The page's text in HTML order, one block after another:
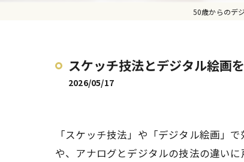
50歳からのデ
スケッチ技法とデジタル絵画
2026/05/17
「スケッチ技法」や「デジタル絵画」
や、アナログとデジタルの技法の違い